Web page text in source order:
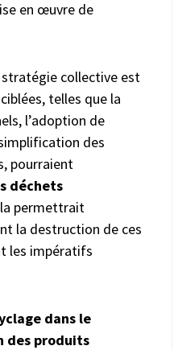
en œuvre de
stratégie collective est
telles que la
l’adoption de
des
pourraient
déchets
permettrait
la destruction de ces
les impératifs
dans le
des produits